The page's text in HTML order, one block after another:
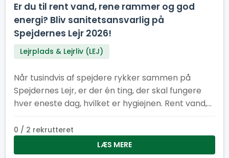
Er du til rent vand, rene rammer og god
energi? Bliv sanitetsansvarlig på
Spejdernes Lejr 2026!
Lejrplads & Lejrliv (LEJ)
Når tusindvis af spejdere rykker sammen på
Spejdernes Lejr, er der én ting, der skal fungere
hver eneste dag, hvilket er hygiejnen. Rent vand,
er helt afgørende for, at lejren kan køre rundt og
være et trygt og rart sted for alle
0 / 2 rekrutteret
LÆS MERE